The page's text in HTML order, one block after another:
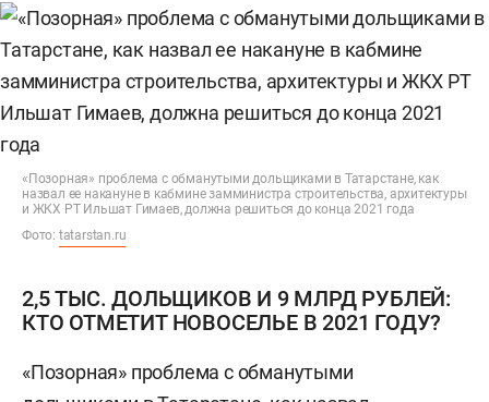
«Позорная» проблема с обманутыми дольщиками в Татарстане, как
назвал ее накануне в кабмине замминистра строительства, архитектуры
и ЖКХ РТ Ильшат Гимаев, должна решиться до конца 2021 года
Фото: tatarstan.ru
2,5 ТЫС. ДОЛЬЩИКОВ И 9 МЛРД РУБЛЕЙ:
КТО ОТМЕТИТ НОВОСЕЛЬЕ В 2021 ГОДУ?
«Позорная» проблема с обманутыми